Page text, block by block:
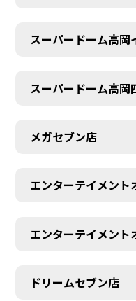
スーパードーム高岡
スーパードーム高岡
メガセブン店
エンターテイメント
エンターテイメント
ドリームセブン店